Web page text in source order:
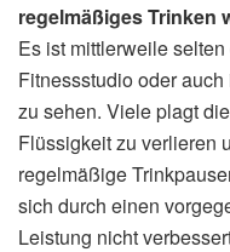
regelmäßiges Trinken
Es ist mittlerweile
Fitnessstudio oder
zu sehen. Viele plagt
Flüssigkeit zu verlieren
regelmäßige
sich durch einen
Leistung nicht